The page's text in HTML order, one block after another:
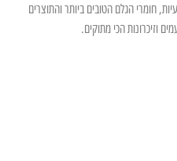
חומרי הגלם הטובים ביותר והתוצרים
וזיכרונות הכי מתוקים.